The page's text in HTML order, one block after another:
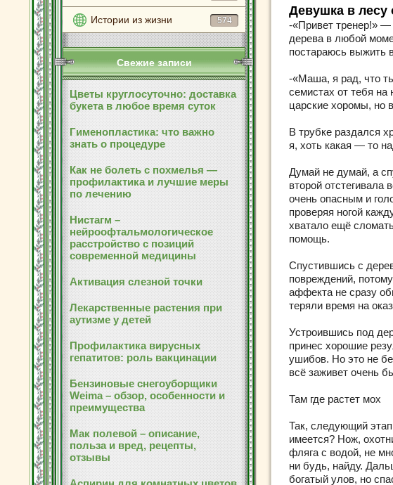
Истории из жизни 574
Свежие записи
Цветы круглосуточно: доставка
букета в любое время суток
Гименопластика: что важно
знать о процедуре
Как не болеть с похмелья —
профилактика и лучшие меры
по лечению
Нистагм –
нейроофтальмологическое
расстройство с позиций
современной медицины
Активация слезной точки
Лекарственные растения при
аутизме у детей
Профилактика вирусных
гепатитов: роль вакцинации
Бензиновые снегоуборщики
Weima – обзор, особенности и
преимущества
Мак полевой – описание,
польза и вред, рецепты,
отзывы
Девушка в
-«Привет тренер!»
дерева в любой
постараюсь выжить
-«Маша, я рад, что
семистах от тебя
царские хоромы, но
В трубке раздался
я, хоть какая — то
Думай не думай, а
второй
очень опасным и
проверяя ногой
хватало ещё
помощь.
Спустившись с
повреждений,
аффекта не сразу
теряли время на
Устроившись под
принес хорошие
ушибов. Но это не
всё заживет очень
Там где растет мох
Так, следующий
имеется? Нож,
фляга с водой, не
ни будь, найду.
богатый улов, но